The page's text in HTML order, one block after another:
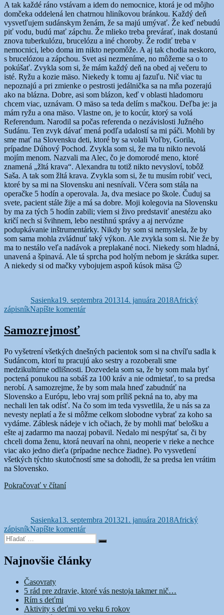
A tak každé ráno vstávam a idem do nemocnice, ktorá je od môjho
domčeka oddelená len chatrnou hliníkovou bránkou. Každý deň
vysvetľujem sudánskym ženám, že sa majú umývať. Že keď nebudú
piť vodu, budú mať zápchu. Že mlieko treba prevárať, inak dostanú
znova tuberkulózu, brucelózu a iné choroby. Že rodiť treba v
nemocnici, lebo doma im nikto nepomôže. A aj tak chodia neskoro,
s brucelózou a zápchou. Svet asi nezmeníme, no môžeme sa o to
pokúšať. Zvykla som si, že mám každý deň na obed aj večeru to
isté. Ryžu a kozie mäso. Niekedy k tomu aj fazuľu. Nič viac tu
nepoznajú a pri zmienke o pestrosti jedálnička sa na mňa pozerajú
ako na blázna. Dobre, asi som blázon, keď v oblasti hladomoru
chcem viac, uznávam. O mäso sa teda delím s mačkou. Deľba je: ja
mám ryžu a ona mäso. Vlastne on, je to kocúr, ktorý sa volá
Referendum. Narodil sa počas referenda o nezávislosti Južného
Sudánu. Ten zvyk dávať mená podľa udalostí sa mi páči. Mohli by
sme mať na Slovensku deti, ktoré by sa volali Voľby, Gorila,
prípadne Dúhový Pochod. Zvykla som si, že ma tu nikto nevolá
mojím menom. Nazvali ma Alec, čo je domorodé meno, ktoré
znamená „žltá krava“. Alexandra tu totiž nikto nevysloví, tobôž
Saša. A tak som žltá krava. Zvykla som si, že tu musím robiť veci,
ktoré by sa mi na Slovensku ani nesnívali. Včera som stála na
operačke 5 hodín a operovala. Ja, dva mesiace po škole. Čuduj sa
svete, pacient stále žije a má sa dobre. Moji kolegovia na Slovensku
by ma za tých 5 hodín zabili; viem si živo predstaviť anestézu ako
kričí nech si švihnem, lebo nestihnú správy a aj nervózne
podupkávanie inštrumentárky. Nikdy by som si nemyslela, že by
som sama mohla zvládnuť taký výkon. Ale zvykla som si. Nie že by
ma to nestálo veľa nadávok a preplakané noci. Niekedy som hladná,
unavená a špinavá. Ale tá sprcha pod holým nebom je skrátka super.
A niekedy si od mačky vybojujem aspoň kúsok mäsa 🙂
Sasienka19. septembra 201314. januára 2018Africký
zápisníkNapíšte komentárk
Samozrejmosť
Po vyšetrení všetkých dnešných pacientok som si na chvíľu sadla k
Sudáncom, ktorí tu pracujú ako sestry a rozoberali sme
medzikultúrne odlišnosti. Dozvedela som sa, že by som mala byť
poctená ponukou na sobáš za 100 kráv a nie odmietať, to sa predsa
nerobí. A samozrejme, že by som mala hneď zabudnúť na
Slovensko a Európu, lebo vraj som príliš pekná na to, aby ma
nechali len tak odísť. Na čo som im teda vysvetlila, že u nás sa za
nevesty neplatí a že si môžme celkom slobodne vybrať za koho sa
vydáme. Záblesk nádeje v ich očiach, že by mohli mať belošku a
ešte aj zadarmo ma naozaj pobavil. Nedalo mi nespýtať sa, či by
chceli doma ženu, ktorá neuvarí na ohni, neoperie v rieke a nechce
viac ako jedno dieťa (prípadne nechce žiadne). Po vysvetlení
všetkých týchto skutočností sme sa dohodli, že sa predsa len vrátim
na Slovensko.
Pokračovať v čítaní„Samozrejmosť“
Sasienka13. septembra 201321. januára 2018Africký
zápisníkNapíšte komentárk
Samozrejmosť
Hľadať:
Vyhľadávanie
Najnovšie články
Časovraty
5 rád pre zdravie, ktoré vás nestoja takmer nič…
Rím s deťmi
Aktivity s deťmi vo veku 6 rokov